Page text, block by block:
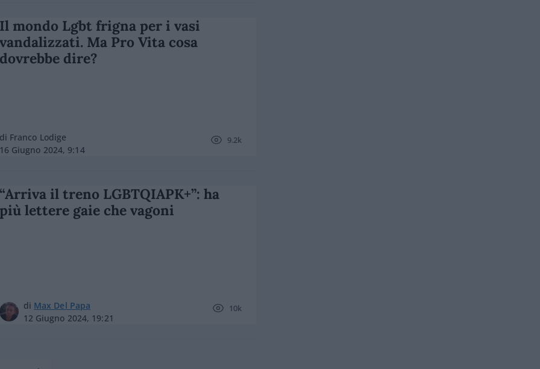
Il mondo Lgbt frigna per i vasi
vandalizzati. Ma Pro Vita cosa
dovrebbe dire?
di Franco Lodige
16 Giugno 2024, 9:14
9.2k
“Arriva il treno LGBTQIAPK+”: ha
più lettere gaie che vagoni
di Max Del Papa
12 Giugno 2024, 19:21
10k